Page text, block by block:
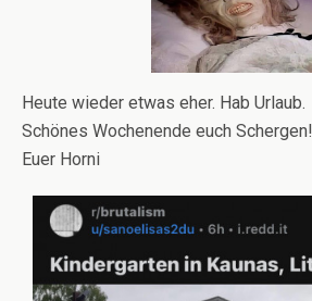
Heute wieder etwas eher. Hab Urlaub.
Schönes Wochenende euch Schergen!
Euer Horni